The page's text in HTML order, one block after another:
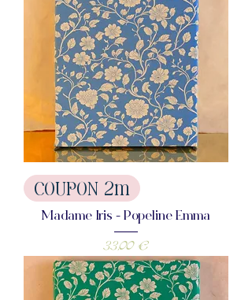
COUPON 2m
Madame Iris - Popeline Emma
Prix
33,00 €